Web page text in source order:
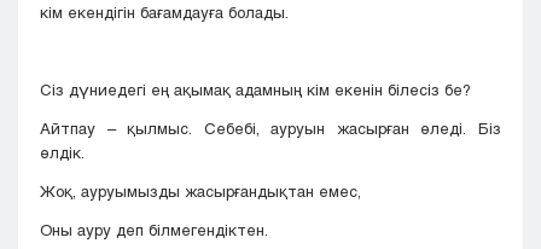
кім екендігін бағамдауға болады.
Сіз дүниедегі ең ақымақ адамның кім екенін білесіз бе?
Айтпау – қылмыс. Себебі, ауруын жасырған өледі. Біз
өлдік.
Жоқ, ауруымызды жасырғандықтан емес,
Оны ауру деп білмегендіктен.